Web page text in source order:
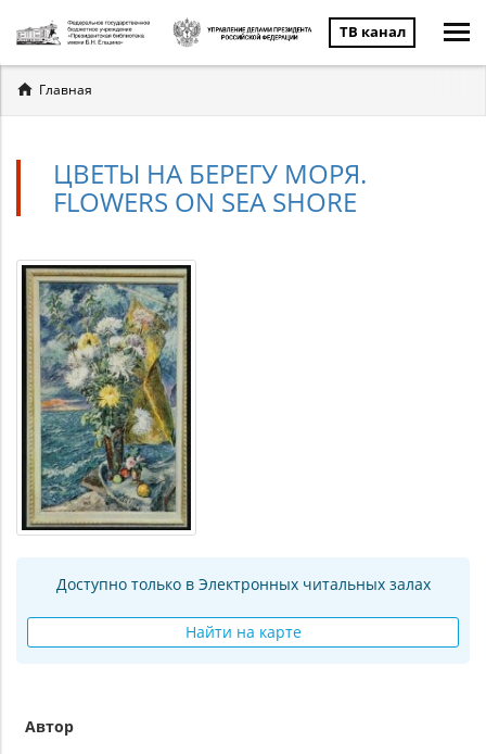
ТВ канал
Вы
здесь
Главная
ЦВЕТЫ НА БЕРЕГУ МОРЯ.
FLOWERS ON SEA SHORE
Доступно только в Электронных читальных залах
Найти на карте
Автор